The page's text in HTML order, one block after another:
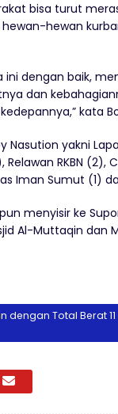
bisa turut
hewan
ini dengan baik,
dan
kata
yakni
RKBN (2),
Iman Sumut (1)
menyisir ke
Al-Muttaqin dan
dengan Total Berat